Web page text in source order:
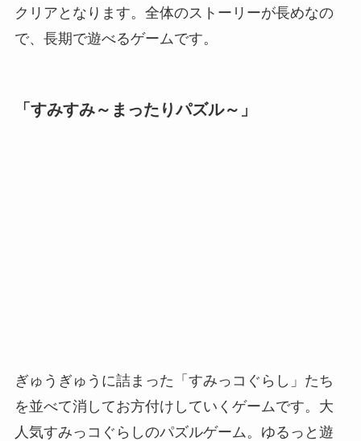
クリアとなります。全体のストーリーが長めなの
で、長期で遊べるゲームです。
「すみすみ～まったりパズル～」
ぎゅうぎゅうに詰まった「すみっコぐらし」たち
を並べて消してお方付けしていくゲームです。大
人気すみっコぐらしのパズルゲーム。ゆるっと遊